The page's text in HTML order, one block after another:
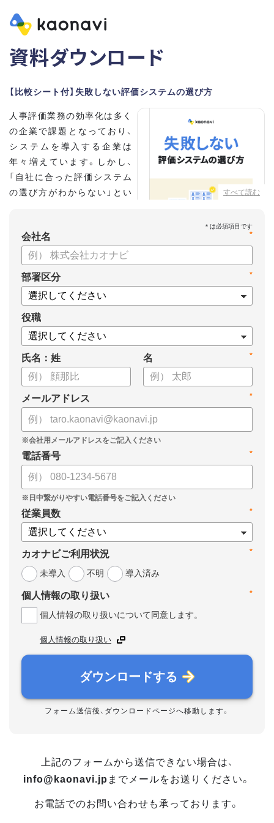
資料ダウンロード
【比較シート付】失敗しない評価システムの選び方
すべて読む
人事評価業務の効率化は多く
の企業で課題となっており、
システムを導入する企業は
年々増えています。しかし、
「自社に合った評価システム
の選び方がわからない」とい
こちらの資料では、
・人事評価システムが必要な企業の特徴
・導入検討に必要な3つの視点
・7つの選定ポイント
についてまとめましたので、ぜひお役立てください。
*
会社名
*
部署区分
役職
氏名：姓 *
名
*
メールアドレス
*
電話番号
*
従業員数
*
カオナビご利用状況
未導入
不明 導入済み
*
個人情報の取り扱い
個人情報の取り扱いについて同意します。
個人情報の取り扱い
ダウンロードする
フォーム送信後、ダウンロードページへ移動します。
上記のフォームから送信できない場合は、
info@kaonavi.jp までメールをお送りください。
お電話でのお問い合わせも承っております。